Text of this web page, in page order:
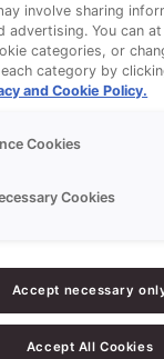
Ce
extrême
de vos
d'eau
moelleux
des produits
fine et très
involve sharing
advertising. You can
categories, or
category by
and Cookie Policy.
Cookies
Cookies
Accept necessary
Accept All Cookies